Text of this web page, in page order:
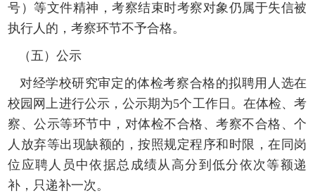
号）等文件精神，考察结束时考察对象仍属于失信被
执行人的，考察环节不予合格。
（五）公示
对经学校研究审定的体检考察合格的拟聘用人选在
校园网上进行公示，公示期为5个工作日 。在体检、考
察、公示等环节中，对体检不合格、考察不合格、个
人放弃等出现缺额的，按照规定程序和时限，在同岗
位应聘人员中依据总成绩从高分到低分依次等额递
补，只递补一次。